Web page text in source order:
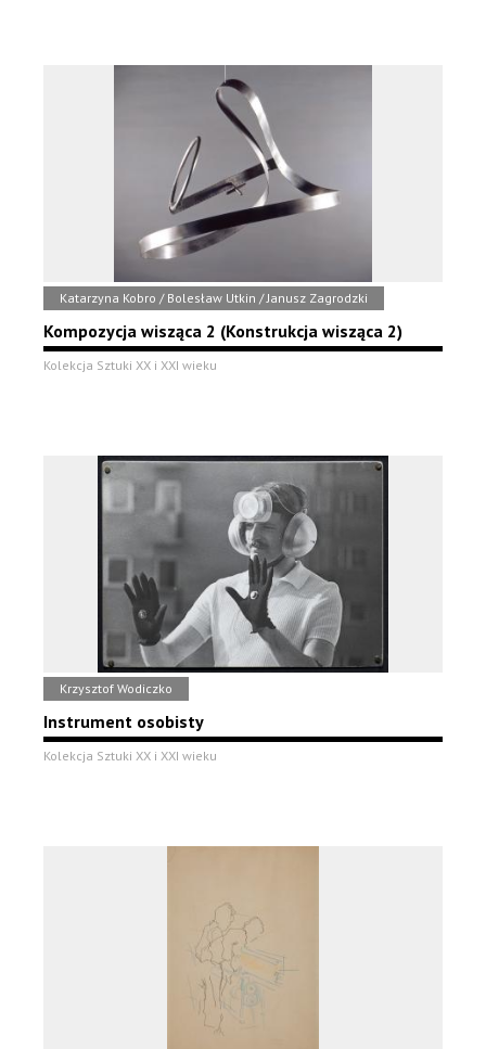
Katarzyna Kobro / Bolesław Utkin / Janusz Zagrodzki
Kompozycja wisząca 2 (Konstrukcja wisząca 2)
Kolekcja Sztuki XX i XXI wieku
Krzysztof Wodiczko
Instrument osobisty
Kolekcja Sztuki XX i XXI wieku